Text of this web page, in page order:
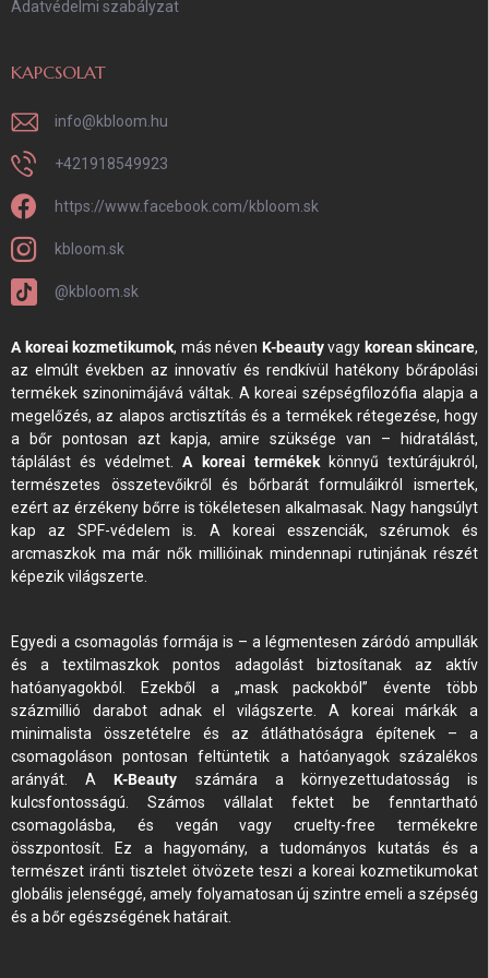
Adatvédelmi szabályzat
KAPCSOLAT
info@kbloom.hu
+421918549923
https://www.facebook.com/kbloom.sk
kbloom.sk
@kbloom.sk
A koreai kozmetikumok, más néven K-beautyvagy korean skincare,
az elmúlt években az innovatív és rendkívül hatékony bőrápolási
termékek szinonimájává váltak. A koreai szépségfilozófia alapja a
megelőzés, az alapos arctisztítás és a termékek rétegezése, hogy
a bőr pontosan azt kapja, amire szüksége van – hidratálást,
táplálást és védelmet.A koreai termékekkönnyű textúrájukról,
természetes összetevőikről és bőrbarát formuláikról ismertek,
ezért az érzékeny bőrre is tökéletesen alkalmasak. Nagy hangsúlyt
kap az SPF-védelem is. A koreai esszenciák, szérumok és
arcmaszkok ma már nők millióinak mindennapi rutinjának részét
képezik világszerte.
Egyedi a csomagolás formája is – a légmentesen záródó ampullák
és a textilmaszkok pontos adagolást biztosítanak az aktív
hatóanyagokból. Ezekből a „mask packokból” évente több
százmillió darabot adnak el világszerte. A koreai márkák a
minimalista összetételre és az átláthatóságra építenek – a
csomagoláson pontosan feltüntetik a hatóanyagok százalékos
arányát. A K-Beauty számára a környezettudatosság is
kulcsfontosságú. Számos vállalat fektet be fenntartható
csomagolásba, és vegán vagy cruelty-free termékekre
összpontosít. Ez a hagyomány, a tudományos kutatás és a
természet iránti tisztelet ötvözete teszi a koreai kozmetikumokat
globális jelenséggé, amely folyamatosan új szintre emeli a szépség
és a bőr egészségének határait.